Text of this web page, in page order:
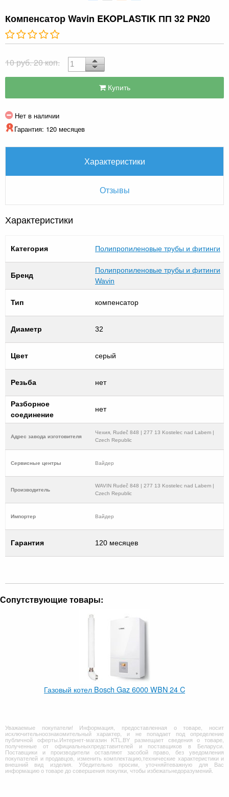
Компенсатор Wavin EKOPLASTIK ПП 32 PN20
10 руб. 20 коп.
Купить
Нет в наличии
Гарантия: 120 месяцев
Характеристики
Отзывы
Характеристики
Категория Полипропиленовые трубы и фитинги
Бренд
Полипропиленовые трубы и фитинги
Wavin
Тип компенсатор
Диаметр 32
Цвет серый
Резьба нет
Разборное
соединение
нет
Адрес завода изготовителя
Чехия, Rudeč 848 | 277 13 Kostelec nad Labem |
Czech Republic
Cервисные центры Вайдер
Производитель
WAVIN Rudeč 848 | 277 13 Kostelec nad Labem |
Czech Republic
Импортер Вайдер
Гарантия 120 месяцев
Сопутствующие товары:
Газовый котел Bosch Gaz 6000 WBN 24 C
Уважаемые покупатели! Информация, предоставленная о товаре, носит
исключительноознакомительный характер, и не попадает под определение
публичной оферты.Интернет-магазин KTL.BY размещает сведения о товаре,
полученные от официальныхпредставителей и поставщиков в Беларуси.
Поставщики и производители оставляют засобой право, без уведомления
покупателей и продавцов, изменить комплектацию,технические характеристики и
внешний вид изделия. Убедительно просим, уточняйтеважную для Вас
информацию о товаре до совершения покупки, чтобы избежатьнедоразумений.